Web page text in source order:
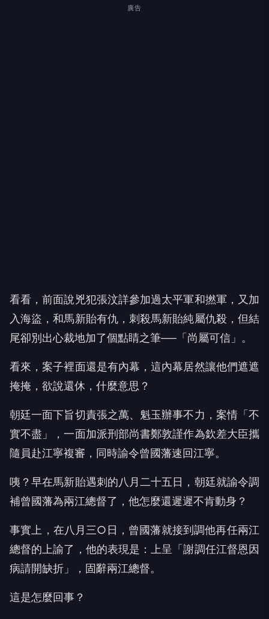
廣告
看看，前面說兇犯張汶詳參加過太平軍和撚軍，又加
入海盜，和馬新貽有仇，刺殺馬新貽純屬仇殺，但結
尾卻別出心裁地加了個點睛之筆──「尚屬可信」。
看來，案子裡面還是有內幕，這內幕居然讓他們遮遮
掩掩，欲說還休，什麼意思？
朝廷一面下旨切責張之萬、魁玉辦事不力，案情「不
實不盡」，一面加派刑部尚書鄭敦謹作為欽差大臣攜
隨員赴江寧複審，同時諭令曾國藩速回江寧。
咦？早在馬新貽遇刺的八月二十五日，朝廷就諭令調
補曾國藩為兩江總督了，他怎麼還遲遲不肯動身？
事實上，在八月三○日，曾國藩就接到調他再任兩江
總督的上諭了，他的表現是：上呈「謝調任江督恩因
病請開缺折」，固辭兩江總督。
這是怎麼回事？